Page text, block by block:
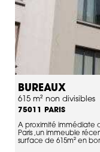
BUREAUX
615 m² non divisibles
75011 PARIS
A proximité immédiate
Paris ,un immeuble
surface de 615m² en